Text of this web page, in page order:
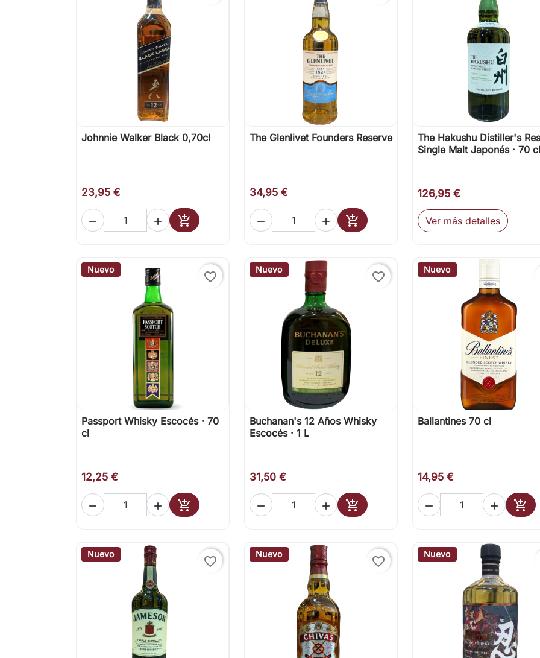
 Vista rápida
Johnnie Walker Black 0,70cl
23,95 €
  
Añadir al carrito
 Vista rápida
The Glenlivet Founders Reserve
34,95 €
  
Añadir al carrito
 Vista rápida
The Hakushu Distiller's
Single Malt Japonés · 70 cl
126,95 €
Ver más detalles
Nuevo
favorite_border
 Vista rápida
Passport Whisky Escocés · 70
cl
12,25 €
  
Añadir al carrito
Nuevo
favorite_border
 Vista rápida
Buchanan's 12 Años Whisky
Escocés · 1 L
31,50 €
  
Añadir al carrito
Nuevo
 Vista rápida
Ballantines 70 cl
14,95 €
  
Nuevo
favorite_border
Nuevo
favorite_border
Nuevo